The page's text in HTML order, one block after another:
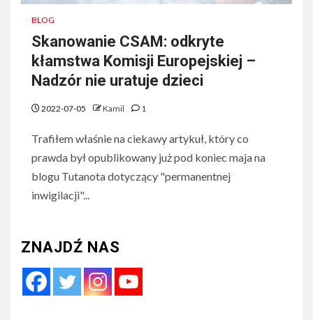
BLOG
Skanowanie CSAM: odkryte
kłamstwa Komisji Europejskiej –
Nadzór nie uratuje dzieci
2022-07-05 Kamil 1
Trafiłem właśnie na ciekawy artykuł, który co
prawda był opublikowany już pod koniec maja na
blogu Tutanota dotyczący "permanentnej
inwigilacji"...
ZNAJDŹ NAS